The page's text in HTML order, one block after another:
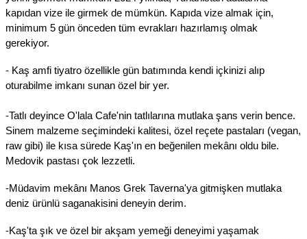
kapıdan vize ile girmek de mümkün. Kapıda vize almak için,
minimum 5 gün önceden tüm evrakları hazırlamış olmak
gerekiyor.
- Kaş amfi tiyatro özellikle gün batımında kendi içkinizi alıp
oturabilme imkanı sunan özel bir yer.
-Tatlı deyince O'lala Cafe'nin tatlılarına mutlaka şans verin bence.
Sinem malzeme seçimindeki kalitesi, özel reçete pastaları (vegan,
raw gibi) ile kısa sürede Kaş'ın en beğenilen mekânı oldu bile.
Medovik pastası çok lezzetli.
-Müdavim mekânı Manos Grek Taverna'ya gitmişken mutlaka
deniz ürünlü saganakisini deneyin derim.
-Kaş'ta şık ve özel bir akşam yemeği deneyimi yaşamak